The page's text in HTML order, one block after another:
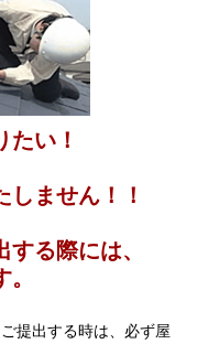
たい！
ません！！
る際には、
提出する時は、必ず屋